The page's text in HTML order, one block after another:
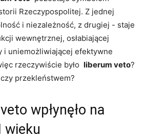
Rzeczypospolitej. Z jednej
i niezależność, z ⁤drugiej -​ staje
wewnętrznej, osłabiającej
i uniemożliwiającej efektywne
rzeczywiście ⁣było
liberum ⁣veto?
przekleństwem?
wpłynęło‌ na
wieku